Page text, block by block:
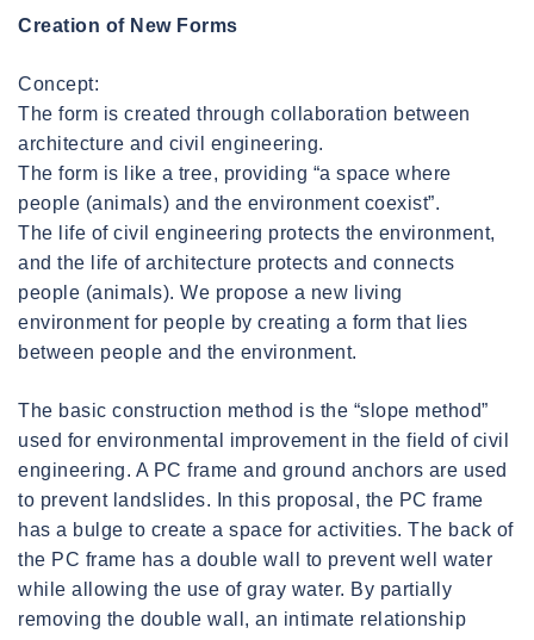
Creation of New Forms
Concept:
The form is created through collaboration between
architecture and civil engineering.
The form is like a tree, providing “a space where
people (animals) and the environment coexist”.
The life of civil engineering protects the environment,
and the life of architecture protects and connects
people (animals). We propose a new living
environment for people by creating a form that lies
between people and the environment.
The basic construction method is the “slope method”
used for environmental improvement in the field of civil
engineering. A PC frame and ground anchors are used
to prevent landslides. In this proposal, the PC frame
has a bulge to create a space for activities. The back of
the PC frame has a double wall to prevent well water
while allowing the use of gray water. By partially
removing the double wall, an intimate relationship